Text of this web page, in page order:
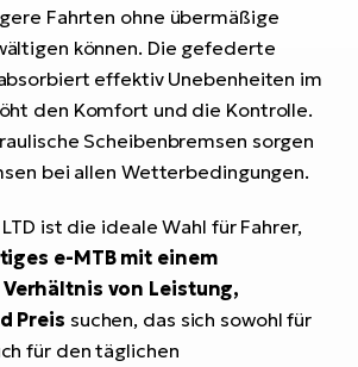
Fahrten ohne übermäßige
können. Die gefederte
effektiv Unebenheiten im
den Komfort und die Kontrolle.
Scheibenbremsen sorgen
bei allen Wetterbedingungen.
ist die ideale Wahl für Fahrer,
e-MTB mit einem
von Leistung,
Preis suchen, das sich sowohl für
für den täglichen